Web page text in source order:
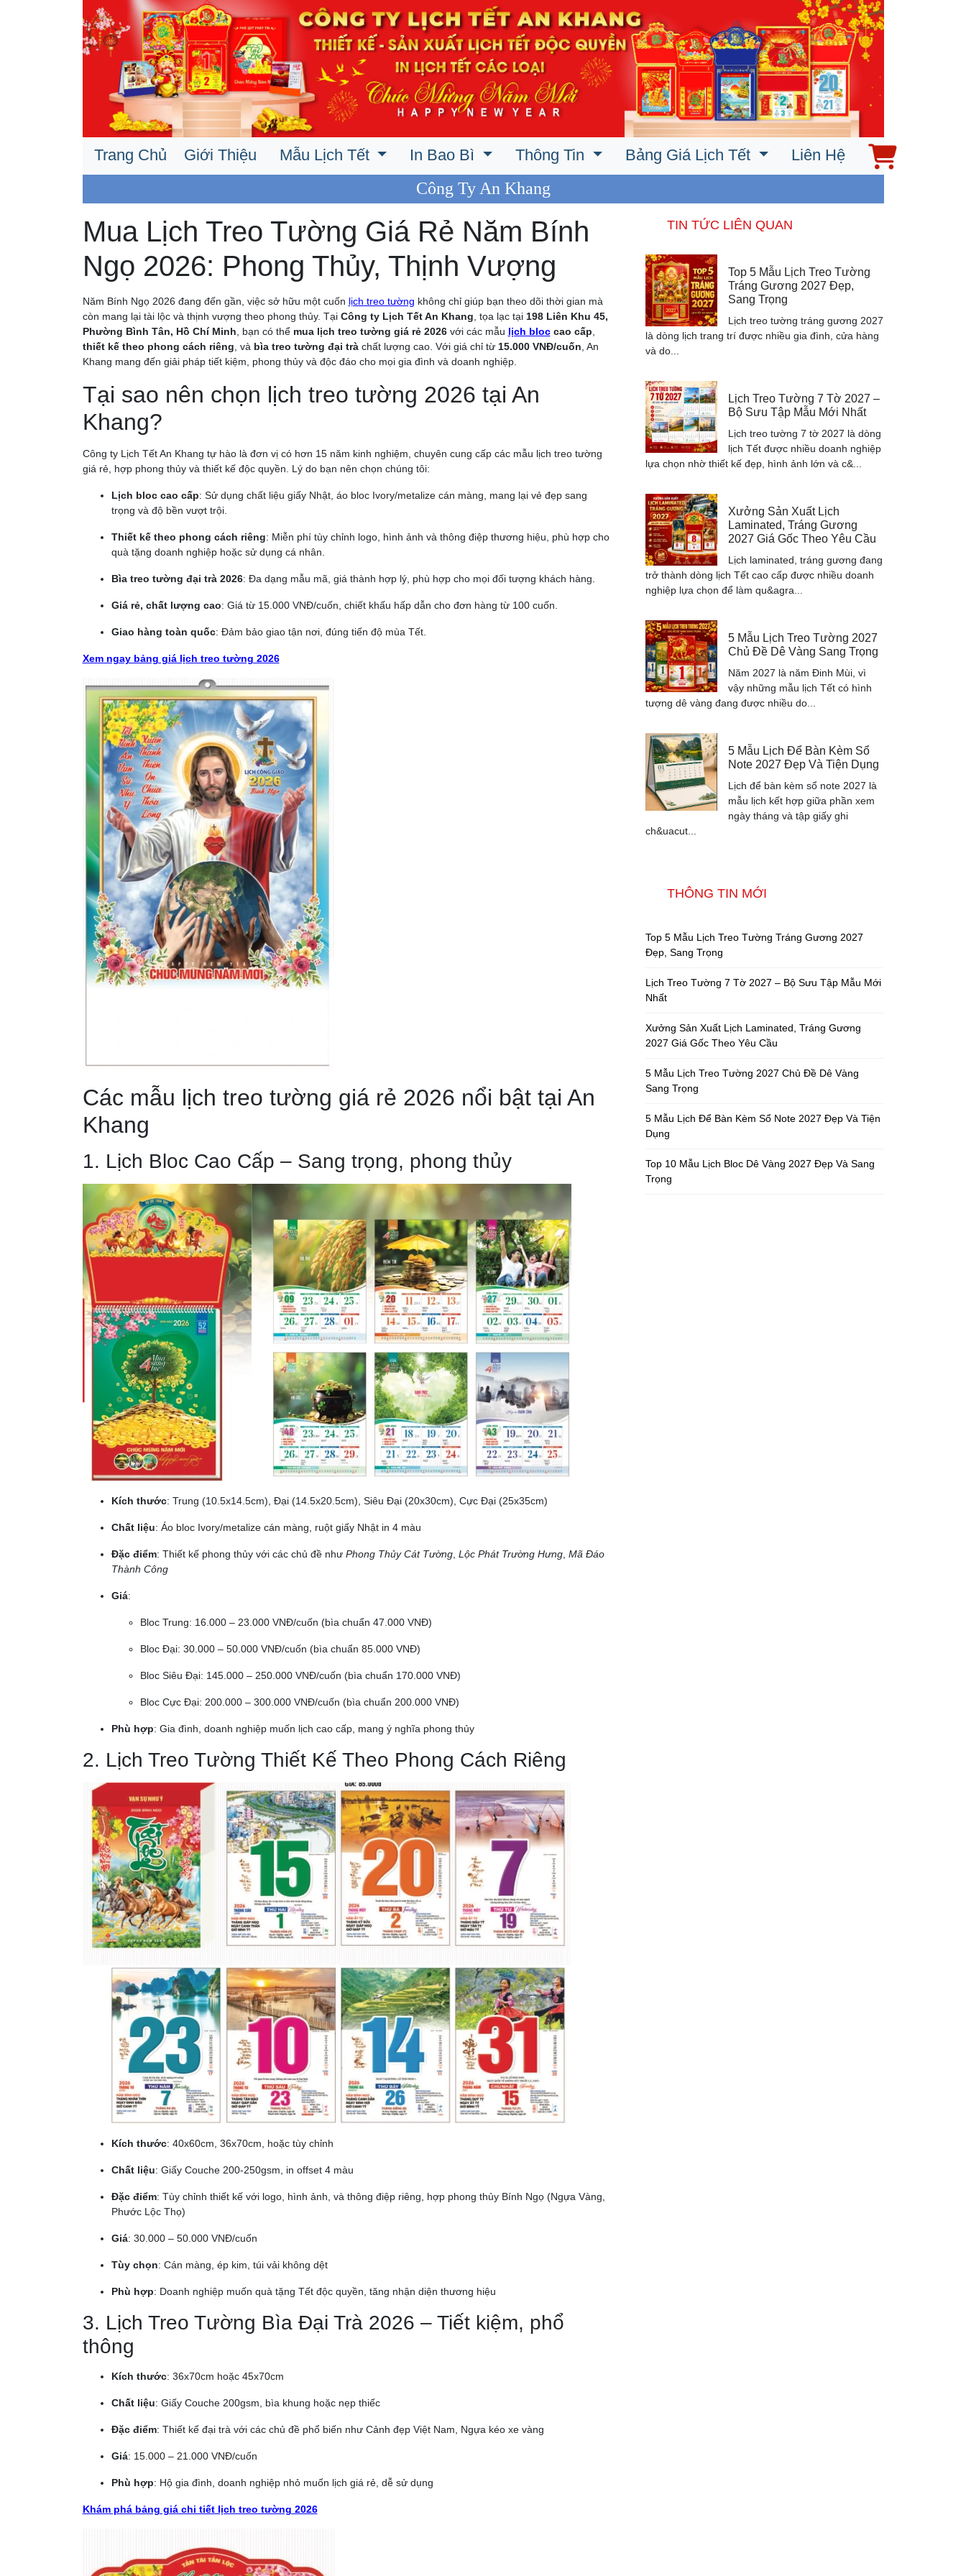
Trang Chủ Giới Thiệu Mẫu Lịch Tết In Bao Bì Thông Tin Bảng Giá Lịch Tết Liên Hệ
Công Ty An Khang
Mua Lịch Treo Tường Giá Rẻ Năm Bính
Ngọ 2026: Phong Thủy, Thịnh Vượng
Năm Bính Ngọ 2026 đang đến gần, việc sở hữu một cuốn lịch treo tường không chỉ giúp bạn theo dõi thời gian mà
còn mang lại tài lộc và thịnh vượng theo phong thủy. Tại Công ty Lịch Tết An Khang , tọa lạc tại 198 Liên Khu 45,
Phường Bình Tân, Hồ Chí Minh , bạn có thể mua lịch treo tường giá rẻ 2026với các mẫu lịch bloccao cấp
thiết kế theo phong cách riêng , và bìa treo tường đại tràchất lượng cao. Với giá chỉ từ 15.000 VNĐ/cuốn , An
Khang mang đến giải pháp tiết kiệm, phong thủy và độc đáo cho mọi gia đình và doanh nghiệp.
Tại sao nên chọn lịch treo tường 2026 tại An
Khang?
Công ty Lịch Tết An Khang tự hào là đơn vị có hơn 15 năm kinh nghiệm, chuyên cung cấp các mẫu lịch treo tường
giá rẻ, hợp phong thủy và thiết kế độc quyền. Lý do bạn nên chọn chúng tôi:
Lịch bloc cao cấp: Sử dụng chất liệu giấy Nhật, áo bloc Ivory/metalize cán màng, mang lại vẻ đẹp sang
trọng và độ bền vượt trội.
Thiết kế theo phong cách riêng: Miễn phí tùy chỉnh logo, hình ảnh và thông điệp thương hiệu, phù hợp cho
quà tặng doanh nghiệp hoặc sử dụng cá nhân.
Bìa treo tường đại trà 2026: Đa dạng mẫu mã, giá thành hợp lý, phù hợp cho mọi đối tượng khách hàng.
Giá rẻ, chất lượng cao: Giá từ 15.000 VNĐ/cuốn, chiết khấu hấp dẫn cho đơn hàng từ 100 cuốn.
Giao hàng toàn quốc: Đảm bảo giao tận nơi, đúng tiến độ mùa Tết.
Xem ngay bảng giá lịch treo tường 2026
Các mẫu lịch treo tường giá rẻ 2026 nổi bật tại An
Khang
1. Lịch Bloc Cao Cấp – Sang trọng, phong thủy
Kích thước: Trung (10.5x14.5cm), Đại (14.5x20.5cm), Siêu Đại (20x30cm), Cực Đại (25x35cm)
Chất liệu: Áo bloc Ivory/metalize cán màng, ruột giấy Nhật in 4 màu
Đặc điểm: Thiết kế phong thủy với các chủ đề như Phong Thủy Cát Tường, Lộc Phát Trường Hưng, Mã Đáo
Thành Công
Giá:
Bloc Trung: 16.000 – 23.000 VNĐ/cuốn (bìa chuẩn 47.000 VNĐ)
Bloc Đại: 30.000 – 50.000 VNĐ/cuốn (bìa chuẩn 85.000 VNĐ)
Bloc Siêu Đại: 145.000 – 250.000 VNĐ/cuốn (bìa chuẩn 170.000 VNĐ)
Bloc Cực Đại: 200.000 – 300.000 VNĐ/cuốn (bìa chuẩn 200.000 VNĐ)
Phù hợp: Gia đình, doanh nghiệp muốn lịch cao cấp, mang ý nghĩa phong thủy
2. Lịch Treo Tường Thiết Kế Theo Phong Cách Riêng
Kích thước: 40x60cm, 36x70cm, hoặc tùy chỉnh
Chất liệu: Giấy Couche 200-250gsm, in offset 4 màu
Đặc điểm: Tùy chỉnh thiết kế với logo, hình ảnh, và thông điệp riêng, hợp phong thủy Bính Ngọ (Ngựa Vàng,
Phước Lộc Thọ)
Giá: 30.000 – 50.000 VNĐ/cuốn
Tùy chọn: Cán màng, ép kim, túi vải không dệt
Phù hợp: Doanh nghiệp muốn quà tặng Tết độc quyền, tăng nhận diện thương hiệu
3. Lịch Treo Tường Bìa Đại Trà 2026 – Tiết kiệm, phổ
thông
Kích thước: 36x70cm hoặc 45x70cm
Chất liệu: Giấy Couche 200gsm, bìa khung hoặc nẹp thiếc
Đặc điểm: Thiết kế đại trà với các chủ đề phổ biến như Cảnh đẹp Việt Nam, Ngựa kéo xe vàng
Giá: 15.000 – 21.000 VNĐ/cuốn
Phù hợp: Hộ gia đình, doanh nghiệp nhỏ muốn lịch giá rẻ, dễ sử dụng
Khám phá bảng giá chi tiết lịch treo tường 2026
TIN TỨC LIÊN QUAN
Top 5 Mẫu Lịch Treo Tường
Tráng Gương 2027 Đẹp,
Sang Trọng
Lịch treo tường tráng gương 2027
là dòng lịch trang trí được nhiều gia đình, cửa hàng
và do...
Lịch Treo Tường 7 Tờ 2027 –
Bộ Sưu Tập Mẫu Mới Nhất
Lịch treo tường 7 tờ 2027 là dòng
lịch Tết được nhiều doanh nghiệp
lựa chọn nhờ thiết kế đẹp, hình ảnh lớn và c&...
Xưởng Sản Xuất Lịch
Laminated, Tráng Gương
2027 Giá Gốc Theo Yêu Cầu
Lịch laminated, tráng gương đang
trở thành dòng lịch Tết cao cấp được nhiều doanh
nghiệp lựa chọn để làm qu&agra...
5 Mẫu Lịch Treo Tường 2027
Chủ Đề Dê Vàng Sang Trọng
Năm 2027 là năm Đinh Mùi, vì
vậy những mẫu lịch Tết có hình
tượng dê vàng đang được nhiều do...
5 Mẫu Lịch Để Bàn Kèm Sổ
Note 2027 Đẹp Và Tiện Dụng
Lịch để bàn kèm sổ note 2027 là
mẫu lịch kết hợp giữa phần xem
ngày tháng và tập giấy ghi
ch&uacut...
THÔNG TIN MỚI
Top 5 Mẫu Lịch Treo Tường Tráng Gương 2027
Đẹp, Sang Trọng
Lịch Treo Tường 7 Tờ 2027 – Bộ Sưu Tập Mẫu Mới
Nhất
Xưởng Sản Xuất Lịch Laminated, Tráng Gương
2027 Giá Gốc Theo Yêu Cầu
5 Mẫu Lịch Treo Tường 2027 Chủ Đề Dê Vàng
Sang Trọng
5 Mẫu Lịch Để Bàn Kèm Sổ Note 2027 Đẹp Và Tiện
Dụng
Top 10 Mẫu Lịch Bloc Dê Vàng 2027 Đẹp Và Sang
Trọng